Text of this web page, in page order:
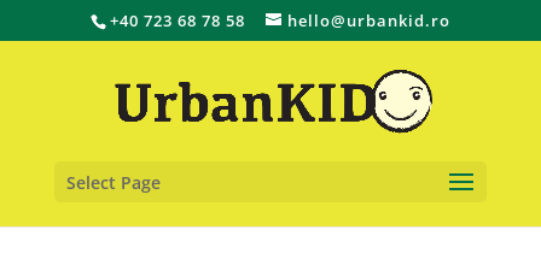
+40 723 68 78 58 hello@urbankid.ro
Select Page